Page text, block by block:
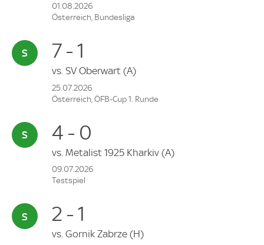
01.08.2026
Österreich, Bundesliga
7 - 1
vs. SV Oberwart (A)
25.07.2026
Österreich, ÖFB-Cup 1. Runde
4 - 0
vs. Metalist 1925 Kharkiv (A)
09.07.2026
Testspiel
2 - 1
vs. Gornik Zabrze (H)